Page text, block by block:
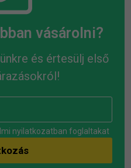
vásárolni?
és értesülj első
nyilatkozatban foglaltakat